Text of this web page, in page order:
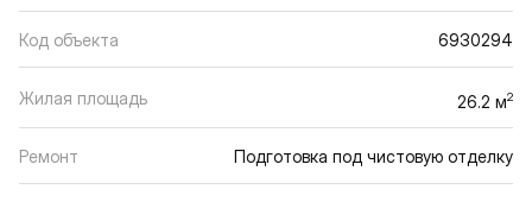
Код объекта 6930294
Жилая площадь 26.2 м2
Ремонт Подготовка под чистовую отделку